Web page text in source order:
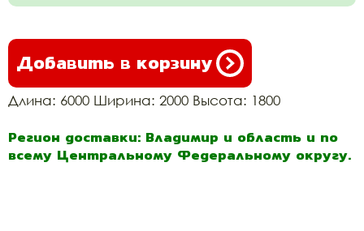
Добавить в корзину
Длина: 6000 Ширина: 2000 Высота: 1800
Регион доставки: Владимир и область и по
всему Центральному Федеральному округу.